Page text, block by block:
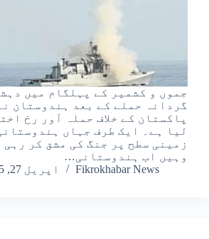
جموں و کشمیر کے پہلگام میں
گردانہ حملے کے بعد ہندوستان
پاکستان کے خلاف حملہ آور رخ
لیا ہے۔ ایک طرف جہاں
زمینی سطح پر جنگ کی مشق کر رہی
وہیں اب ہندوستانی…
Fikrokhabar News
اپریل 27, 2025